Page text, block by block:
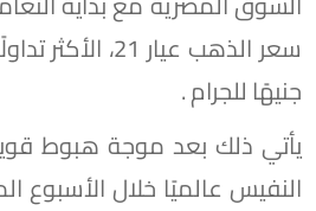
جنيهًا للجرام .
يأتي ذلك بعد موجة هبوط
النفيس عالميًا خلال الأسبوع